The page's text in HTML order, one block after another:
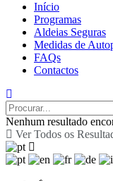
Início
Programas
Aldeias Seguras
Medidas de
FAQs
Contactos
Nenhum resultado
Ver Todos os